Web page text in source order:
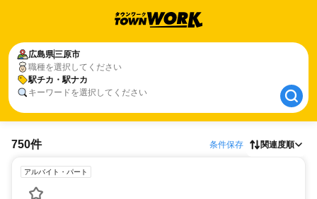
広島県三原市
職種を選択してください
駅チカ・駅ナカ
キーワードを選択してください
広島県三原市
駅チカ・駅ナカ
750件 条件保存 関連度順
アルバイト・パート